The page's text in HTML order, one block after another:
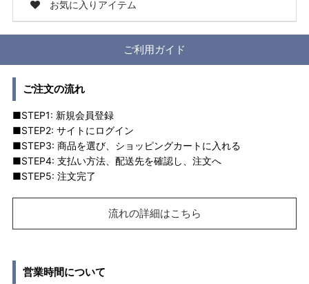
お気に入りアイテム
ご利用ガイド
ご注文の流れ
■STEP1: 新規会員登録
■STEP2: サイトにログイン
■STEP3: 商品を選び、ショッピングカートに入れる
■STEP4: 支払い方法、配送先を確認し、注文へ
■STEP5: 注文完了
流れの詳細はこちら
営業時間について